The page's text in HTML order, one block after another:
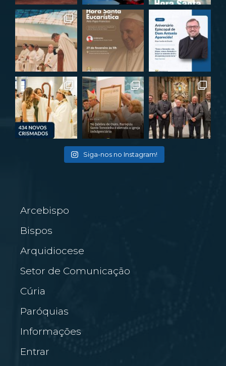
Siga-nos no Instagram!
Arcebispo
Bispos
Arquidiocese
Setor de Comunicação
Cúria
Paróquias
Informações
Entrar